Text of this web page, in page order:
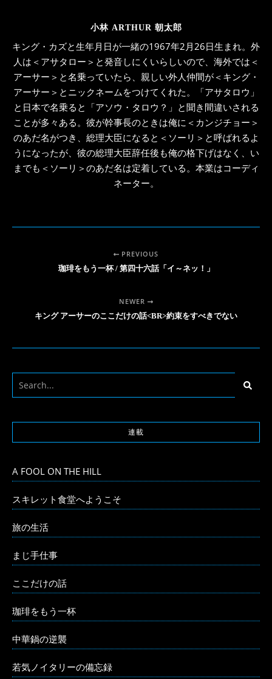
小林 ARTHUR 朝太郎
キング・カズと生年月日が一緒の1967年2月26日生まれ。外
人は＜アサタロー＞と発音しにくいらしいので、海外では＜
アーサー＞と名乗っていたら、親しい外人仲間が＜キング・
アーサー＞とニックネームをつけてくれた。「アサタロウ」
と日本で名乗ると「アソウ・タロウ？」と聞き間違いされる
ことが多々ある。彼が幹事長のときは俺に＜カンジチョー＞
のあだ名がつき、総理大臣になると＜ソーリ＞と呼ばれるよ
うになったが、彼の総理大臣辞任後も俺の格下げはなく、い
までも＜ソーリ＞のあだ名は定着している。本業はコーディ
ネーター。
PREVIOUS
珈琲をもう一杯 / 第四十六話「イ～ネッ！」
NEWER
キング アーサーのここだけの話<BR>約束をすべきでない
連載
A FOOL ON THE HILL
スキレット食堂へようこそ
旅の生活
まじ手仕事
ここだけの話
珈琲をもう一杯
中華鍋の逆襲
若気ノイタリーの備忘録